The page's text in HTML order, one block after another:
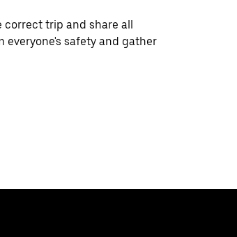
correct trip and share all
everyone's safety and gather